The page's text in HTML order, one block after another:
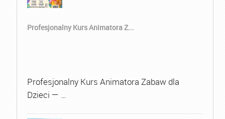
Profesjonalny Kurs Animatora Z...
Profesjonalny Kurs Animatora Zabaw dla
Dzieci — …